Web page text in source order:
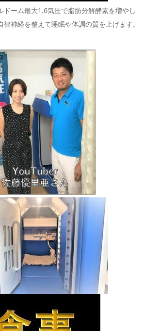
ドーム最大1.6気圧で脂肪分解酵素を増やし
律神経を整えて睡眠や体調の質を上げます。